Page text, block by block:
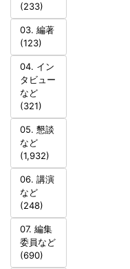
(233)
03. 編著
(123)
04. イン
タビュー
など
(321)
05. 懇談
など
(1,932)
06. 講演
など
(248)
07. 編集
委員など
(690)